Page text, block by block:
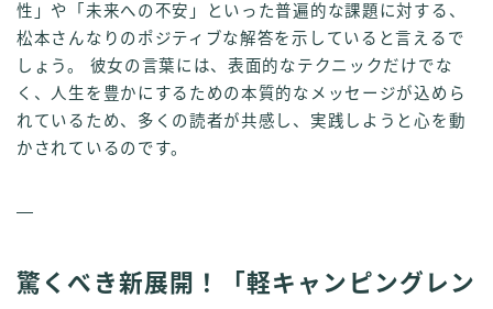
性」や「未来への不安」といった普遍的な課題に対する、
松本さんなりのポジティブな解答を示していると言えるで
しょう。 彼女の言葉には、表面的なテクニックだけでな
く、人生を豊かにするための本質的なメッセージが込めら
れているため、多くの読者が共感し、実践しようと心を動
かされているのです。
—
驚くべき新展開！「軽キャンピングレン